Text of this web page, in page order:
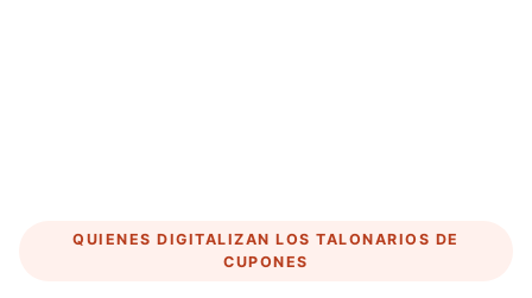
QUIENES DIGITALIZAN LOS TALONARIOS DE
CUPONES